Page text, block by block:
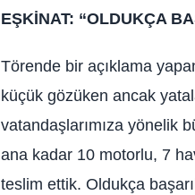
EŞKİNAT: “OLDUKÇA
Törende bir açıklama
küçük gözüken ancak
vatandaşlarımıza yönelik
ana kadar 10 motorlu, 7
teslim ettik. Oldukça